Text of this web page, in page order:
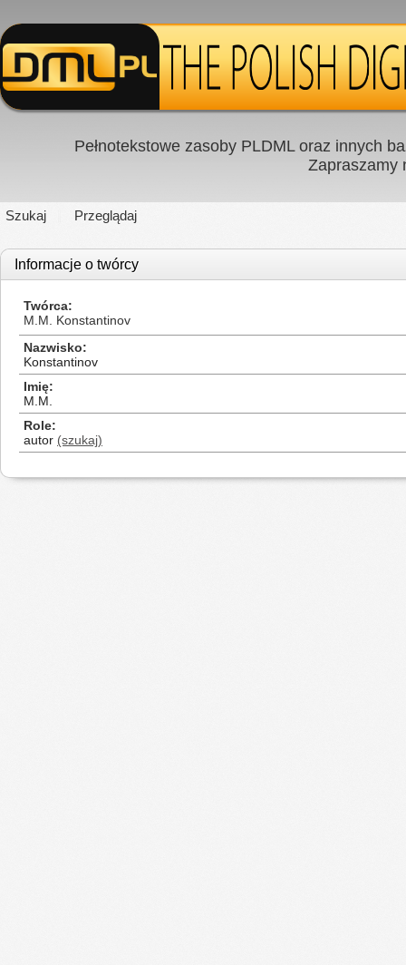
Pełnotekstowe zasoby PLDML oraz innych
Zapraszamy
Szukaj Przeglądaj
Informacje o twórcy
Twórca
M.M. Konstantinov
Nazwisko
Konstantinov
Imię
M.M.
Role
autor (szukaj)